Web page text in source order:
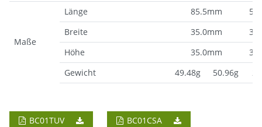
Maße
Länge 85.5mm
Breite
35.0mm
Höhe
35.0mm
Gewicht
49.48g 50.96g
BC01TUV BC01CSA